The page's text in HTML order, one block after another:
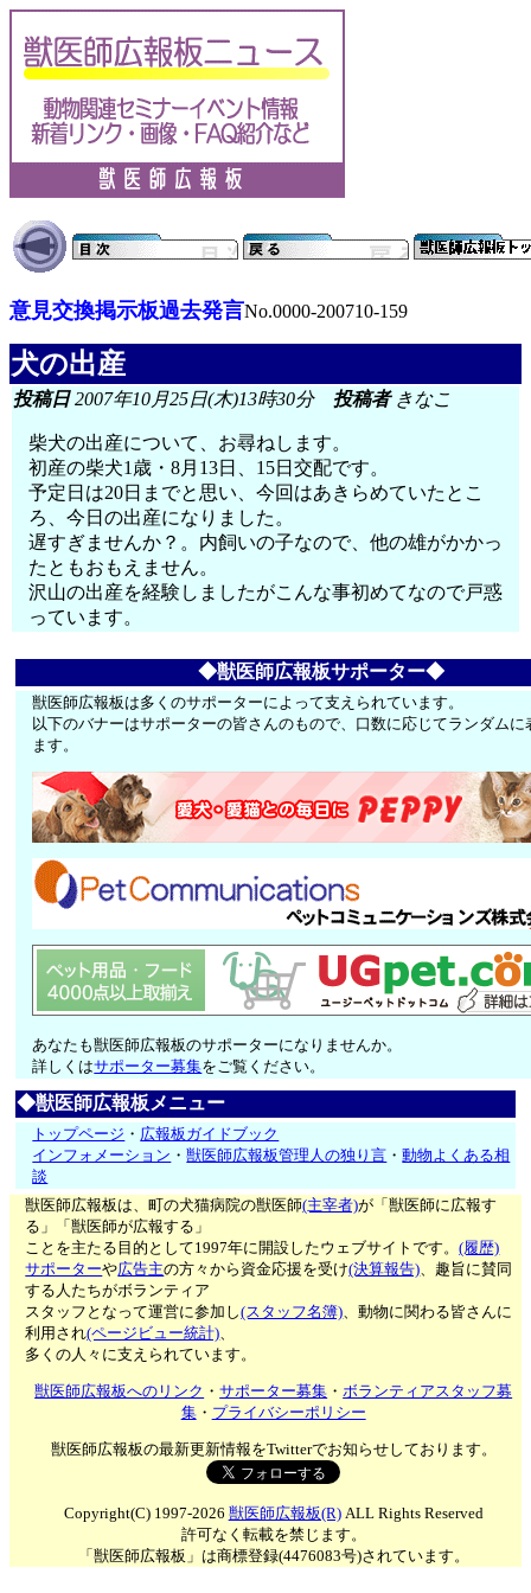
意見交換掲示板過去発言No.0000-200710-159
犬の出産
投稿日2007年10月25日(木)13時30分 投稿者きなこ
柴犬の出産について、お尋ねします。
初産の柴犬1歳・8月13日、15日交配です。
予定日は20日までと思い、今回はあきらめていたとこ
ろ、今日の出産になりました。
遅すぎませんか？。内飼いの子なので、他の雄がかかっ
たともおもえません。
沢山の出産を経験しましたがこんな事初めてなので戸惑
っています。
◆獣医師広報板サポーター◆
獣医師広報板は多くのサポーターによって支えられています。
以下のバナーはサポーターの皆さんのもので、口数に応じてランダムに
ます。
あなたも獣医師広報板のサポーターになりませんか。
詳しくはサポーター募集をご覧ください。
◆獣医師広報板メニュー
トップページ ・ 広報板ガイドブック
インフォメーション ・獣医師広報板管理人の独り言 ・動物よくある相
談
獣医師広報板は、町の犬猫病院の獣医師(主宰者)が「獣医師に広報す
る」「獣医師が広報する」
ことを主たる目的として1997年に開設したウェブサイトです。(履歴)
サポーターや広告主の方々から資金応援を受け(決算報告)、趣旨に賛同
する人たちがボランティア
スタッフとなって運営に参加し(スタッフ名簿)、動物に関わる皆さんに
利用され(ページビュー統計)、
多くの人々に支えられています。
獣医師広報板へのリンク ・サポーター募集 ・ボランティアスタッフ募
集・ プライバシーポリシー
獣医師広報板の最新更新情報をTwitterでお知らせしております。
Copyright(C) 1997-2026 獣医師広報板(R)ALL Rights Reserved
許可なく転載を禁じます。
「獣医師広報板」は商標登録(4476083号)されています。